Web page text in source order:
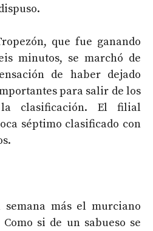
que fue ganando
minutos, se marchó de
de haber dejado
para salir de los
clasificación. El filial
séptimo clasificado con
semana más el murciano
si de un sabueso se